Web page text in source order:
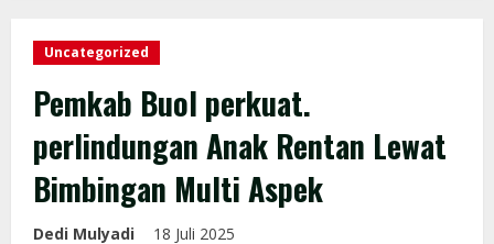
Uncategorized
Pemkab Buol perkuat.
perlindungan Anak Rentan Lewat
Bimbingan Multi Aspek
Dedi Mulyadi 18 Juli 2025